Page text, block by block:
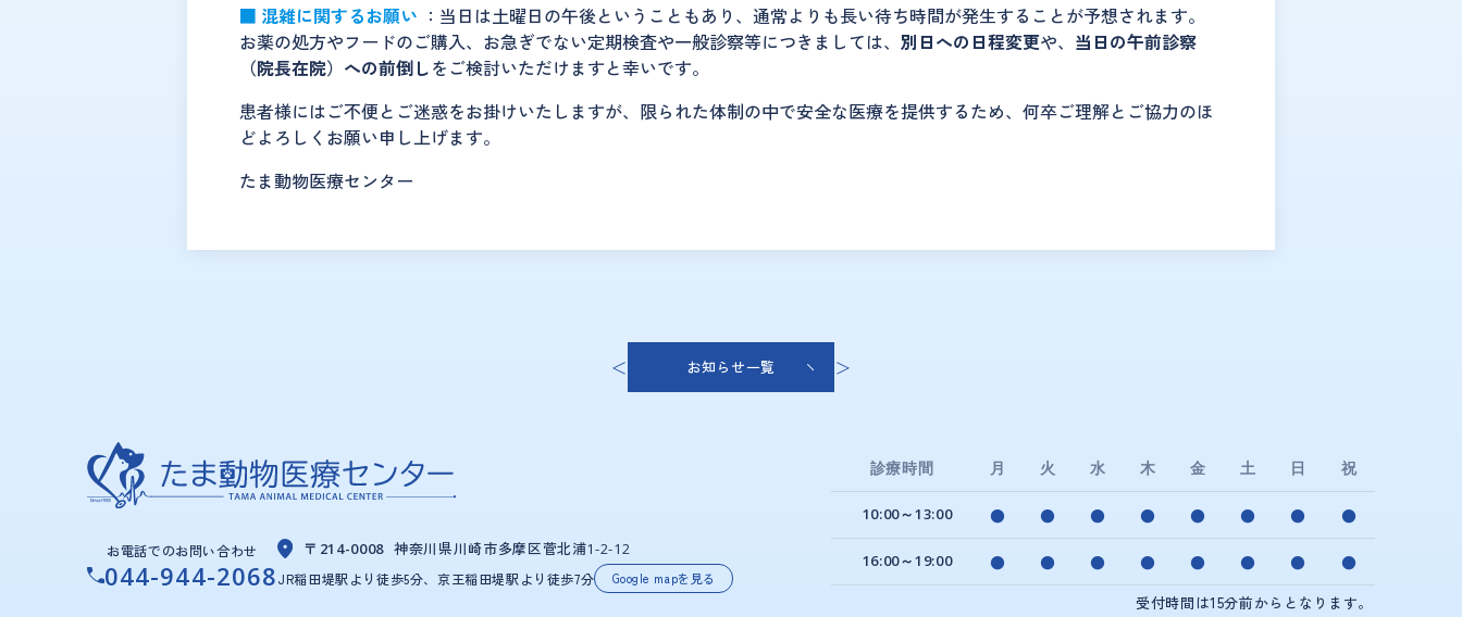
■ 混雑に関するお願い ：当日は土曜日の午後ということもあり、通常よりも長い待ち時間が発生することが予想されます。
お薬の処方やフードのご購入、お急ぎでない定期検査や一般診察等につきましては、 別日への日程変更や、 当日の午前診察
（院長在院）への前倒しをご検討いただけますと幸いです。
患者様にはご不便とご迷惑をお掛けいたしますが、限られた体制の中で安全な医療を提供するため、何卒ご理解とご協力のほ
どよろしくお願い申し上げます。
たま動物医療センター
＜ お知らせ一覧 ＞
お電話でのお問い合わせ
044-944-2068
〒214-0008 神奈川県川崎市多摩区菅北浦1-2-12
JR稲田堤駅より徒歩5分、京王稲田堤駅より徒歩7分 Google mapを見る
診療時間 月 火 水 木 金 土 日 祝
10:00～13:00 ● ● ● ● ● ● ● ●
16:00～19:00 ● ● ● ● ● ● ● ●
受付時間は15分前からとなります。